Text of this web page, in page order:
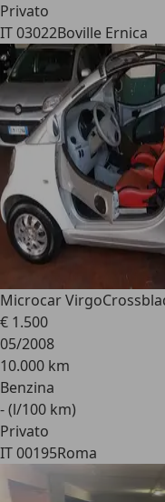
Privato
IT 03022Boville Ernica
Microcar Virgo
€ 1.500
05/2008
10.000 km
Benzina
- (l/100 km)
Privato
IT 00195Roma